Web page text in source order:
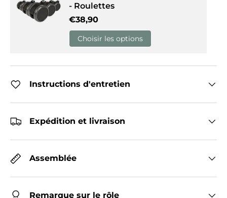
- Roulettes
Prix habituel
€38,90
Choisir les options
Instructions d'entretien
Expédition et livraison
Assemblée
Remarque sur le rôle